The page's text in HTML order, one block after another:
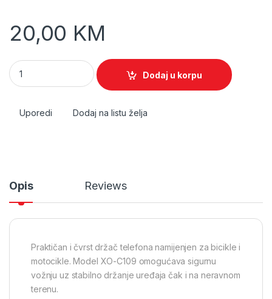
20,00 KM
Držač telefona za bicikl / motor quantity
Dodaj u korpu
Uporedi Dodaj na listu želja
Opis Reviews
Praktičan i čvrst držač telefona namijenjen za bicikle i
motocikle. Model XO-C109 omogućava sigurnu
vožnju uz stabilno držanje uređaja čak i na neravnom
terenu.